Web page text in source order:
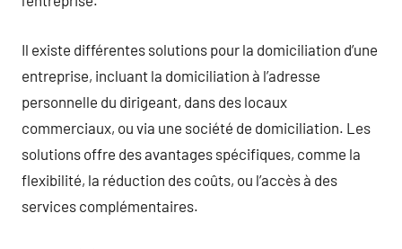
Il existe différentes solutions pour la domiciliation d’une
entreprise, incluant la domiciliation à l’adresse
personnelle du dirigeant, dans des locaux
commerciaux, ou via une société de domiciliation. Les
solutions offre des avantages spécifiques, comme la
flexibilité, la réduction des coûts, ou l’accès à des
services complémentaires.